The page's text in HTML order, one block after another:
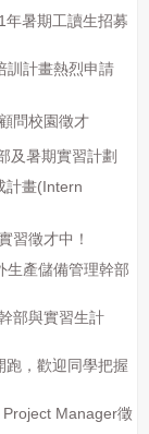
年暑期工讀生招募
訓計畫熱烈申請
問校園徵才
及暑期實習計劃
計畫(Intern
習徵才中！
生產儲備管理幹部
部與實習生計
跑，歡迎同學把握
Project Manager徵